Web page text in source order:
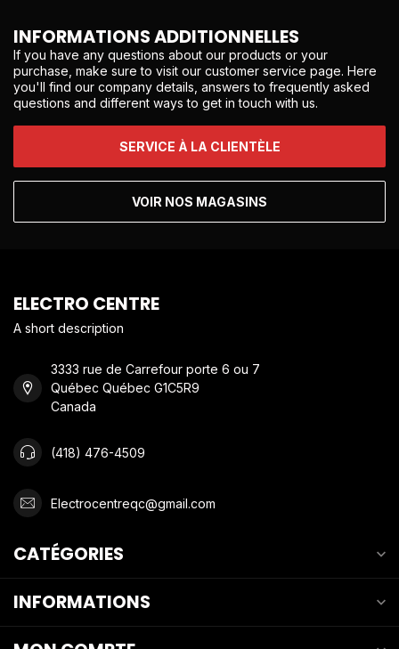
INFORMATIONS ADDITIONNELLES
If you have any questions about our products or your
purchase, make sure to visit our customer service page. Here
you'll find our company details, answers to frequently asked
questions and different ways to get in touch with us.
SERVICE À LA CLIENTÈLE
VOIR NOS MAGASINS
ELECTRO CENTRE
A short description
3333 rue de Carrefour porte 6 ou 7
Québec Québec G1C5R9
Canada
(418) 476-4509
Electrocentreqc@gmail.com
CATÉGORIES
INFORMATIONS